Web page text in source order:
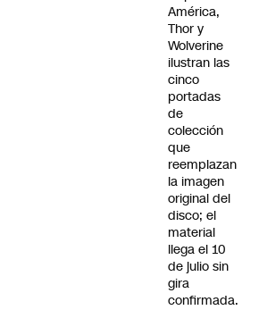
América,
Thor y
Wolverine
ilustran las
cinco
portadas
de
colección
que
reemplazan
la imagen
original del
disco; el
material
llega el 10
de julio sin
gira
confirmada.